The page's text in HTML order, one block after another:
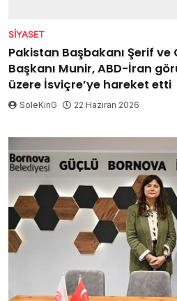
SIYASET
Pakistan Başbakanı Şerif
Başkanı Munir, ABD-İran
üzere İsviçre’ye hareket etti
SoleKinG 22 Haziran 2026